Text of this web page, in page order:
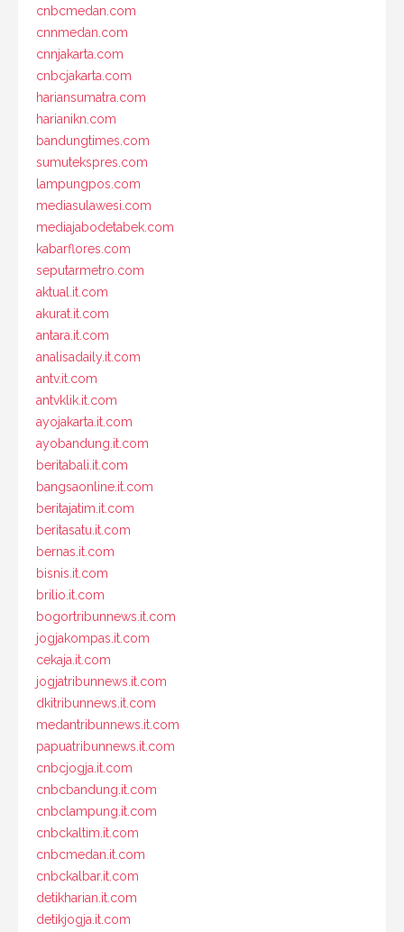
cnbcmedan.com
cnnmedan.com
cnnjakarta.com
cnbcjakarta.com
hariansumatra.com
harianikn.com
bandungtimes.com
sumutekspres.com
lampungpos.com
mediasulawesi.com
mediajabodetabek.com
kabarflores.com
seputarmetro.com
aktual.it.com
akurat.it.com
antara.it.com
analisadaily.it.com
antv.it.com
antvklik.it.com
ayojakarta.it.com
ayobandung.it.com
beritabali.it.com
bangsaonline.it.com
beritajatim.it.com
beritasatu.it.com
bernas.it.com
bisnis.it.com
brilio.it.com
bogortribunnews.it.com
jogjakompas.it.com
cekaja.it.com
jogjatribunnews.it.com
dkitribunnews.it.com
medantribunnews.it.com
papuatribunnews.it.com
cnbcjogja.it.com
cnbcbandung.it.com
cnbclampung.it.com
cnbckaltim.it.com
cnbcmedan.it.com
cnbckalbar.it.com
detikharian.it.com
detikjogja.it.com